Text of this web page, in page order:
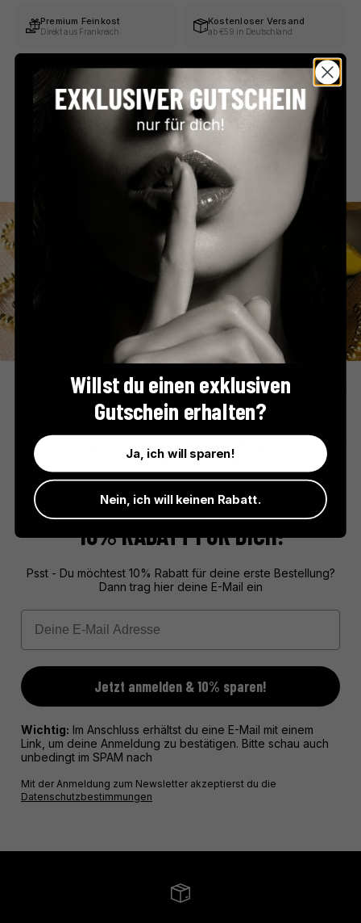
Premium Feinkost
Direkt aus Frankreich
Kostenloser Versand
ab €59 in Deutschland
Persönlicher Service Sicher bezahlen
Seit 1951 steht das Haus Larnaudie für hochwertige Foie Gras und
Terrinen aus Südfrankreich. Mit viel Respekt für das Terroir
den Punkt bringen – veredelt mit dem Label Rouge, einem Garant
für Qualität und Herkunft.
10% RABATT FÜR DICH!
Psst - Du möchtest 10% Rabatt für deine erste Bestellung?
Dann trag hier deine E-Mail ein
Email
Jetzt anmelden & 10% sparen!
Wichtig: Im Anschluss erhältst du eine E-Mail mit einem
Link, um deine Anmeldung zu bestätigen. Bitte schau auch
unbedingt im SPAM nach
Mit der Anmeldung zum Newsletter akzeptierst du die
Datenschutzbestimmungen
Willst du einen exklusiven
Gutschein erhalten?
Ja, ich will sparen!
Nein, ich will keinen Rabatt.